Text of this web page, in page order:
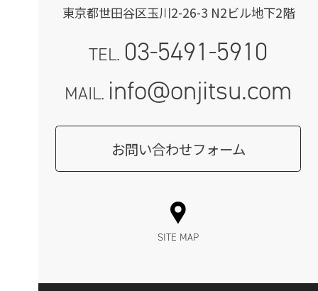
東京都世田谷区玉川2-26-3 N2ビル地下2階
TEL. 03-5491-5910
MAIL. info@onjitsu.com
お問い合わせフォーム
SITE MAP